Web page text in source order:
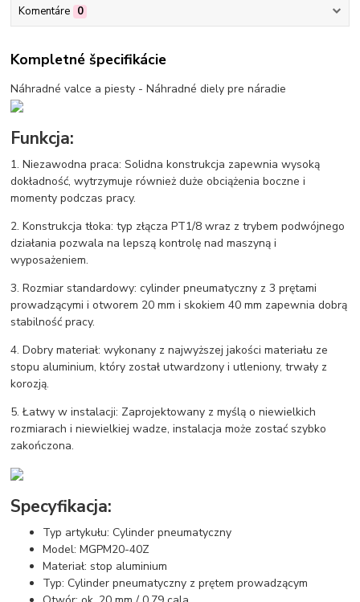
Komentáre 0
Kompletné špecifikácie
Náhradné valce a piesty - Náhradné diely pre náradie
Funkcja:
1. Niezawodna praca: Solidna konstrukcja zapewnia wysoką
dokładność, wytrzymuje również duże obciążenia boczne i
momenty podczas pracy.
2. Konstrukcja tłoka: typ złącza PT1/8 wraz z trybem podwójnego
działania pozwala na lepszą kontrolę nad maszyną i
wyposażeniem.
3. Rozmiar standardowy: cylinder pneumatyczny z 3 prętami
prowadzącymi i otworem 20 mm i skokiem 40 mm zapewnia dobrą
stabilność pracy.
4. Dobry materiał: wykonany z najwyższej jakości materiału ze
stopu aluminium, który został utwardzony i utleniony, trwały z
korozją.
5. Łatwy w instalacji: Zaprojektowany z myślą o niewielkich
rozmiarach i niewielkiej wadze, instalacja może zostać szybko
zakończona.
Specyfikacja:
Typ artykułu: Cylinder pneumatyczny
Model: MGPM20-40Z
Materiał: stop aluminium
Typ: Cylinder pneumatyczny z prętem prowadzącym